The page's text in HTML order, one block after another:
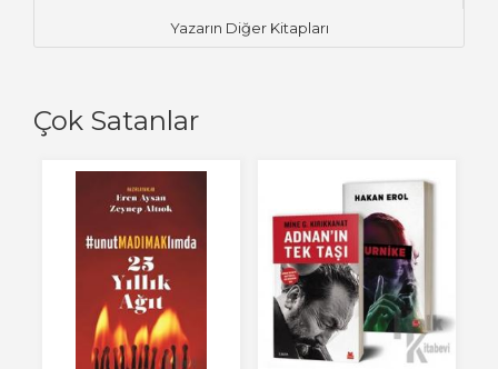
Yazarın Diğer Kitapları
Çok Satanlar